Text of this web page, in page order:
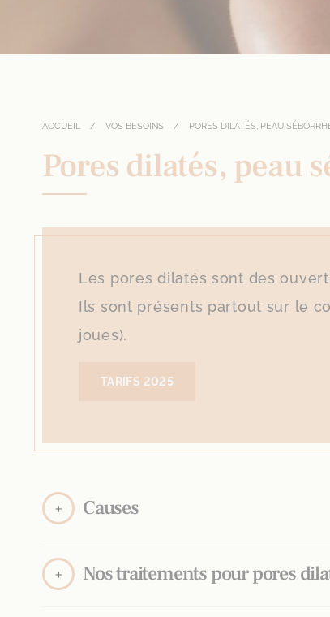
ACCUEIL VOS BESOINS PORES DILATÉS, PEAU
Pores dilatés, peau
Les pores dilatés sont des
Ils sont présents partout sur le
joues).
TARIFS 2025
Causes
Nos traitements pour pores